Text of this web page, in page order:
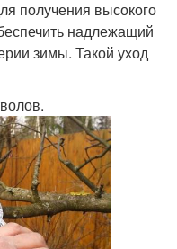
получения высокого
надлежащий
зимы. Такой уход